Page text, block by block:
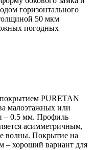
горизонтального
50 мкм
погодных
PURETAN
малоэтажных или
– 0.5 мм. Профиль
асимметричным,
волны. Покрытие на
– хороший вариант для